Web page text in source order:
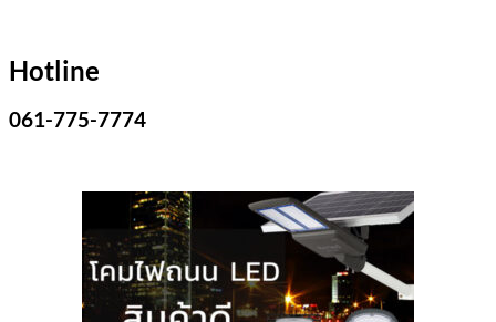
Hotline
061-775-7774